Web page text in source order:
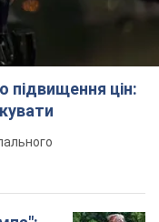
підвищення цін: